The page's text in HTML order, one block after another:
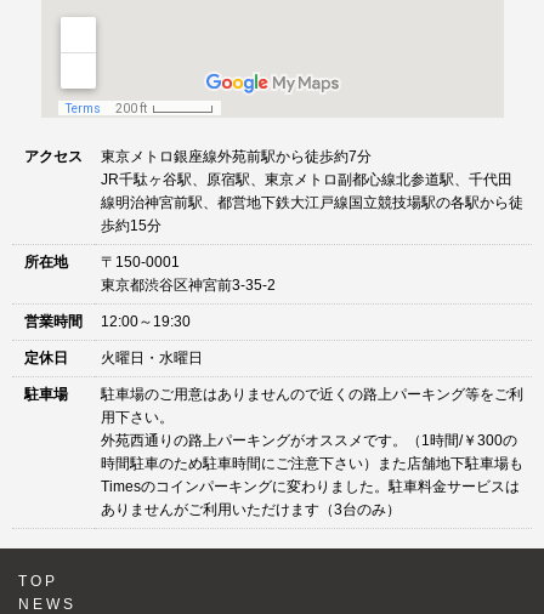
アクセス
東京メトロ銀座線外苑前駅から徒歩約7分
JR千駄ヶ谷駅、原宿駅、東京メトロ副都心線北参道駅、千代田
線明治神宮前駅、都営地下鉄大江戸線国立競技場駅の各駅から徒
歩約15分
所在地
〒150-0001
東京都渋谷区神宮前3-35-2
営業時間 12:00～19:30
定休日 火曜日・水曜日
駐車場
駐車場のご用意はありませんので近くの路上パーキング等をご利
用下さい。
外苑西通りの路上パーキングがオススメです。（1時間/￥300の
時間駐車のため駐車時間にご注意下さい）また店舗地下駐車場も
Timesのコインパーキングに変わりました。駐車料金サービスは
ありませんがご利用いただけます（3台のみ）
TOP
NEWS